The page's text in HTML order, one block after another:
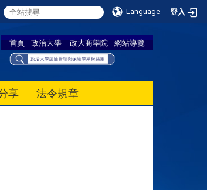
Language 登入
首頁 政治大學 政大商學院 網站導覽
享 法令規章